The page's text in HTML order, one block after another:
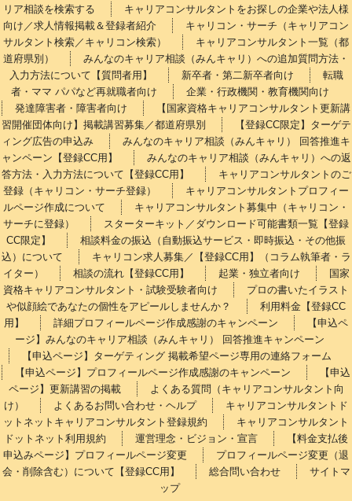
リア相談を検索する
キャリアコンサルタントをお探しの企業や法人様
向け／求人情報掲載＆登録者紹介
キャリコン・サーチ（キャリアコン
サルタント検索／キャリコン検索）
キャリアコンサルタント一覧（都
道府県別）
みんなのキャリア相談（みんキャリ）への追加質問方法・
入力方法について【質問者用】
新卒者・第二新卒者向け
転職
者・ママ パパなど再就職者向け
企業・行政機関・教育機関向け
発達障害者・障害者向け
【国家資格キャリアコンサルタント更新講
習開催団体向け】掲載講習募集／都道府県別
【登録CC限定】ターゲテ
ィング広告の申込み
みんなのキャリア相談（みんキャリ） 回答推進キ
ャンペーン【登録CC用】
みんなのキャリア相談（みんキャリ）への返
答方法・入力方法について【登録CC用】
キャリアコンサルタントのご
登録（キャリコン・サーチ登録）
キャリアコンサルタントプロフィー
ルページ作成について
キャリアコンサルタント募集中（キャリコン・
サーチに登録）
スターターキット／ダウンロード可能書類一覧【登録
CC限定】
相談料金の振込（自動振込サービス・即時振込・その他振
込）について
キャリコン求人募集／【登録CC用】（コラム執筆者・ラ
イター）
相談の流れ【登録CC用】 起業・独立者向け
国家
資格キャリアコンサルタント・試験受験者向け
プロの書いたイラスト
や似顔絵であなたの個性をアピールしませんか？
利用料金【登録CC
用】
詳細プロフィールページ作成感謝のキャンペーン
【申込ペ
ージ】みんなのキャリア相談（みんキャリ） 回答推進キャンペーン
【申込ページ】ターゲティング 掲載希望ページ専用の連絡フォーム
【申込ページ】プロフィールページ作成感謝のキャンペーン
【申込
ページ】更新講習の掲載
よくある質問（キャリアコンサルタント向
け）
よくあるお問い合わせ・ヘルプ
キャリアコンサルタントド
ットネットキャリアコンサルタント登録規約
キャリアコンサルタント
ドットネット利用規約
運営理念・ビジョン・宣言
【料金支払後
申込みページ】プロフィールページ変更
プロフィールページ変更（退
会・削除含む）について【登録CC用】
総合問い合わせ
サイトマ
ップ